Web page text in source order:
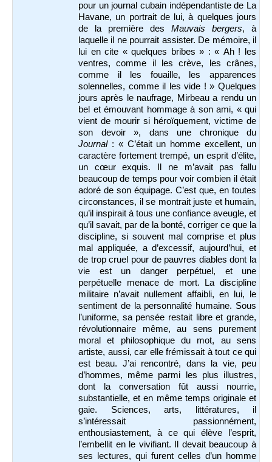
pour un journal cubain indépendantiste de La
Havane, un portrait de lui, à quelques jours
de la première des Mauvais bergers, à
laquelle il ne pourrait assister. De mémoire, il
lui en cite « quelques bribes » : « Ah ! les
ventres, comme il les crève, les crânes,
comme il les fouaille, les apparences
solennelles, comme il les vide ! » Quelques
jours après le naufrage, Mirbeau a rendu un
bel et émouvant hommage à son ami, « qui
vient de mourir si héroïquement, victime de
son devoir », dans une chronique du
Journal: « C’était un homme excellent, un
caractère fortement trempé, un esprit d’élite,
un cœur exquis. Il ne m’avait pas fallu
beaucoup de temps pour voir combien il était
adoré de son équipage. C’est que, en toutes
circonstances, il se montrait juste et humain,
qu’il inspirait à tous une confiance aveugle, et
qu’il savait, par de la bonté, corriger ce que la
discipline, si souvent mal comprise et plus
mal appliquée, a d’excessif, aujourd’hui, et
de trop cruel pour de pauvres diables dont la
vie est un danger perpétuel, et une
perpétuelle menace de mort. La discipline
militaire n’avait nullement affaibli, en lui, le
sentiment de la personnalité humaine. Sous
l’uniforme, sa pensée restait libre et grande,
révolutionnaire même, au sens purement
moral et philosophique du mot, au sens
artiste, aussi, car elle frémissait à tout ce qui
est beau. J’ai rencontré, dans la vie, peu
d’hommes, même parmi les plus illustres,
dont la conversation fût aussi nourrie,
substantielle, et en même temps originale et
gaie. Sciences, arts, littératures, il
s’intéressait passionnément,
enthousiastement, à ce qui élève l’esprit,
l’embellit en le vivifiant. Il devait beaucoup à
ses lectures, qui furent celles d’un homme